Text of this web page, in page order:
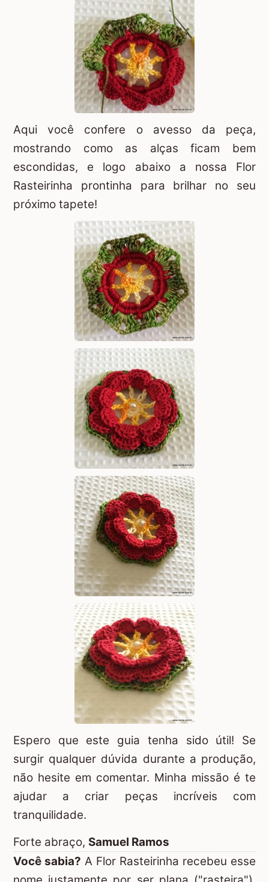
Aqui você confere o avesso da peça,
mostrando como as alças ficam bem
escondidas, e logo abaixo a nossa Flor
Rasteirinha prontinha para brilhar no seu
próximo tapete!
Espero que este guia tenha sido útil! Se
surgir qualquer dúvida durante a produção,
não hesite em comentar. Minha missão é te
ajudar a criar peças incríveis com
tranquilidade.
Forte abraço, Samuel Ramos
Você sabia? A Flor Rasteirinha recebeu esse